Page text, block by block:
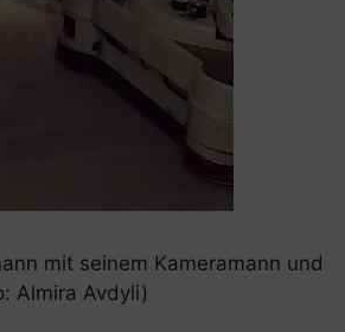
mit seinem Kameramann und
Almira Avdyli)